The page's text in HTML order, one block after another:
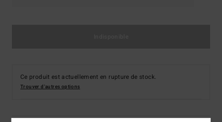
Ce produit est actuellement en rupture de stock.
Trouver d'autres options